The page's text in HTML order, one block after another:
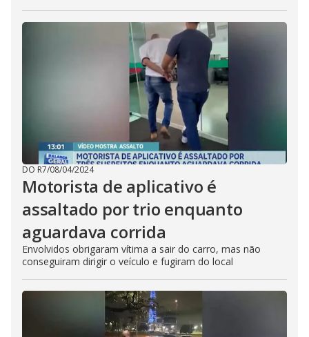
DO R7/08/04/2024
Motorista de aplicativo é
assaltado por trio enquanto
aguardava corrida
Envolvidos obrigaram vítima a sair do carro, mas não
conseguiram dirigir o veículo e fugiram do local